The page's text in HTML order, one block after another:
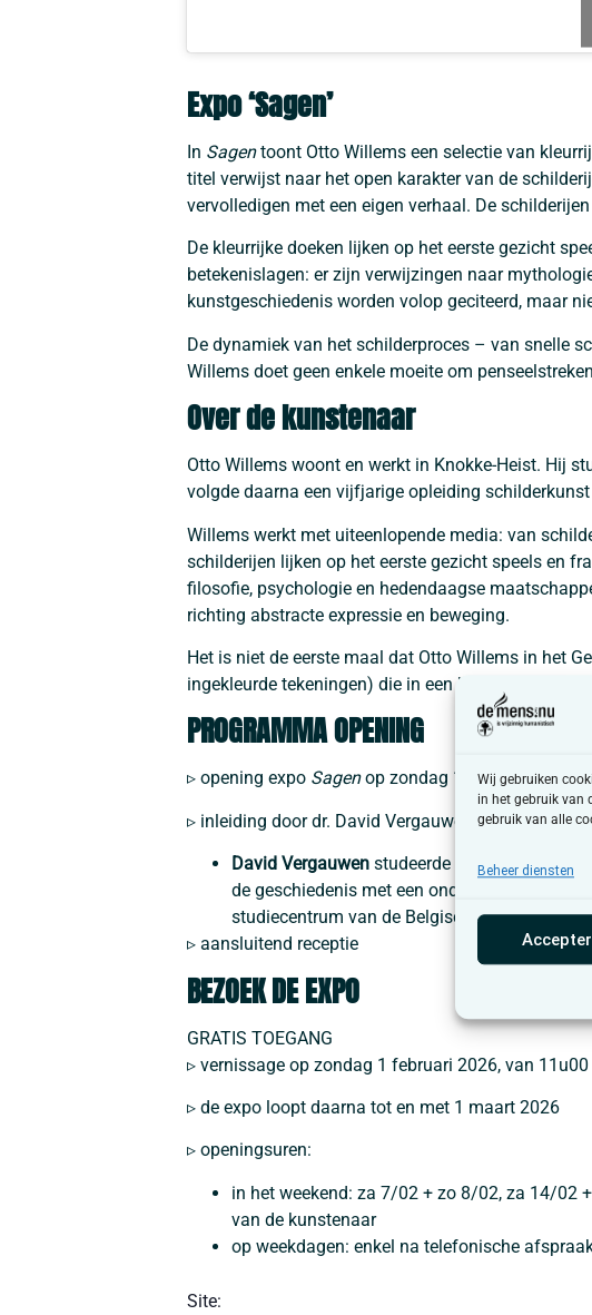
Wij gebruiken
in het gebruik van
gebruik van alle
Beheer diensten
Expo ‘Sagen’
In Sagentoont Otto Willems een selectie van
titel verwijst naar het open karakter van de
vervolledigen met een eigen verhaal. De
De kleurrijke doeken lijken op het eerste gezicht
betekenislagen: er zijn verwijzingen naar
kunstgeschiedenis worden volop geciteerd, maar
De dynamiek van het schilderproces – van snelle
Willems doet geen enkele moeite om
Over de kunstenaar
Otto Willems woont en werkt in Knokke-Heist. Hij
volgde daarna een vijfjarige opleiding
Willems werkt met uiteenlopende media: van
schilderijen lijken op het eerste gezicht speels en
filosofie, psychologie en hedendaagse
richting abstracte expressie en beweging.
Het is niet de eerste maal dat Otto Willems in het
ingekleurde tekeningen) die in een krant het
PROGRAMMA OPENING
▹ opening expo Sagenop zondag 1 februari 2026
▹ inleiding door dr. David Vergauwen
David Vergauwen studeerde geschiedenis,
de geschiedenis met een onderzoek naar
studiecentrum van de Belgische vrijmetselarij.
▹ aansluitend receptie
BEZOEK DE EXPO
GRATIS TOEGANG
▹ vernissage op zondag 1 februari 2026, van
▹ de expo loopt daarna tot en met 1 maart 2026
▹ openingsuren:
in het weekend: za 7/02 + zo 8/02, za 14/02
van de kunstenaar
op weekdagen: enkel na telefonische
Site: